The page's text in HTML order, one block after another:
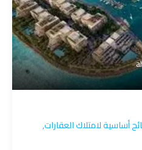
أساسية لامتلاك العقارات,